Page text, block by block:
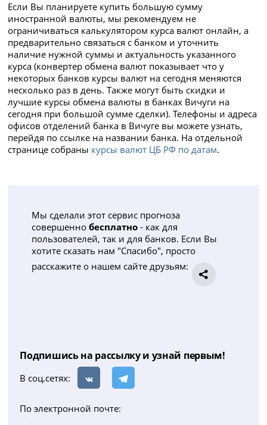
Если Вы планируете купить большую сумму
иностранной валюты, мы рекомендуем не
ограничиваться калькулятором курса валют онлайн, а
предварительно связаться с банком и уточнить
наличие нужной суммы и актуальность указанного
курса (конвертер обмена валют показывает что у
некоторых банков курсы валют на сегодня меняются
несколько раз в день. Также могут быть скидки и
лучшие курсы обмена валюты в банках Вичуги на
сегодня при большой сумме сделки). Телефоны и адреса
офисов отделений банка в Вичуге вы можете узнать,
перейдя по ссылке на названии банка. На отдельной
странице собраны курсы валют ЦБ РФ по датам.
Мы сделали этот сервис прогноза
совершеннобесплатно - как для
пользователей, так и для банков. Если Вы
хотите сказать нам "Спасибо", просто
расскажите о нашем сайте друзьям:
Подпишись на рассылку и узнай первым!
В соц.сетях:
По электронной почте: